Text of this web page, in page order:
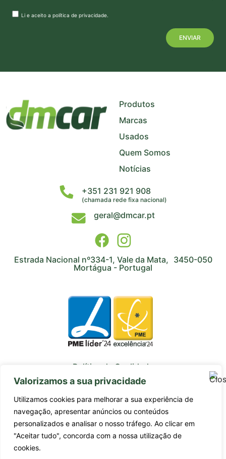
Valorizamos a sua privacidade
Utilizamos cookies para melhorar a sua experiência de
navegação, apresentar anúncios ou conteúdos
personalizados e analisar o nosso tráfego. Ao clicar em
"Aceitar tudo", concorda com a nossa utilização de
cookies.
Li e aceito a política de privacidade
Produtos
Marcas
Usados
Quem Somos
Notícias
+351 231 921 908
(chamada rede fixa nacional)
geral@dmcar.pt
Estrada Nacional nº334-1, Vale da Mata, 3450-050
Mortágua - Portugal
Política de Qualidade
Avaliação de Fornecedores
Subcontratados
Estágios Profissionais
Certificado da Qualidade ISO 9001:2015